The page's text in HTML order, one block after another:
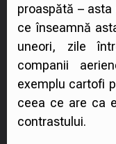
proaspătă –
ce înseamnă
uneori, zile
companii
exemplu cartofi
ceea ce are ca
contrastului.